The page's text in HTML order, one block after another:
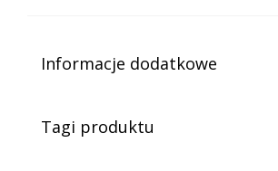
Informacje dodatkowe
Tagi produktu